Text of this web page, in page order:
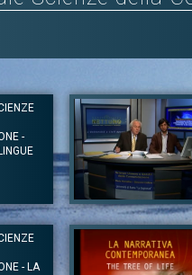
-
linguaggio e
la lezione sono:
- filogenesi del
Autore: Prof. Mario
Canale:Scienze della
- LA